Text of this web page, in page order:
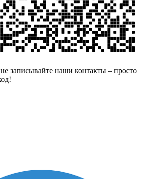
записывайте наши контакты – просто